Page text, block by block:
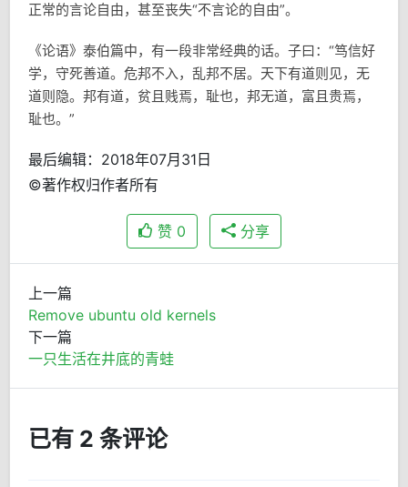
正常的言论自由，甚至丧失“不言论的自由”。
《论语》泰伯篇中，有一段非常经典的话。子曰：“笃信好
学，守死善道。危邦不入，乱邦不居。天下有道则见，无
道则隐。邦有道，贫且贱焉，耻也，邦无道，富且贵焉，
耻也。”
最后编辑：2018年07月31日
©著作权归作者所有
赞 0 分享
上一篇
Remove ubuntu old kernels
下一篇
一只生活在井底的青蛙
已有 2 条评论